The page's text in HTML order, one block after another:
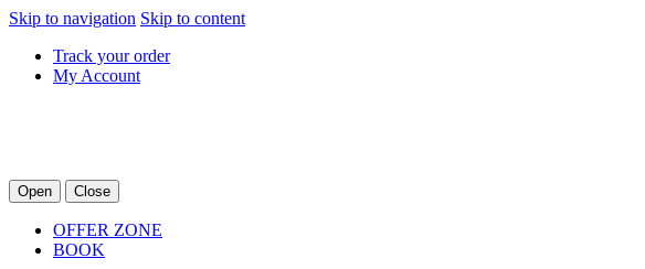
Skip to navigation Skip to content
Track your order
My Account
Open Close
OFFER ZONE
BOOK